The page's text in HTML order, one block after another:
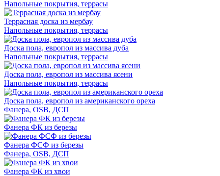
Напольные покрытия, террасы
Террасная доска из мербау
Напольные покрытия, террасы
Доска пола, европол из массива дуба
Напольные покрытия, террасы
Доска пола, европол из массива ясени
Напольные покрытия, террасы
Доска пола, европол из американского ореха
Фанера, OSB, ДСП
Фанера ФК из березы
Фанера ФСФ из березы
Фанера, OSB, ДСП
Фанера ФК из хвои